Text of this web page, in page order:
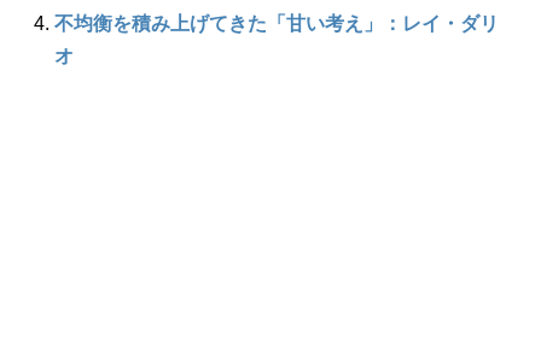
不均衡を積み上げてきた「甘い考え」：レイ・ダリ
オ